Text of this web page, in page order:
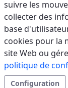
Accessibilité
Code éthique
suivre les
collecter des
base
cookies pour la
site Web ou
politique de
Configuration